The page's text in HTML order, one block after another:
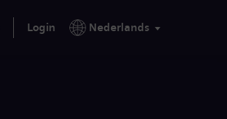
Login Nederlands